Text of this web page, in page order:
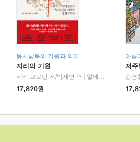
동서남북의 기원과 의미
지리의 기원
제리 브로턴 저/박세연 역
알에이치코리아(RHK)
17,820원
아름
저
김명